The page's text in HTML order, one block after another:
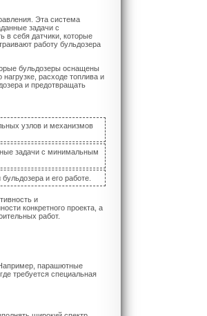
Эта система
задачи с
в себя датчики, которые
работу бульдозера
бульдозеры оснащены
расходе топлива и
и предотвращать
узлов и механизмов
задачи с минимальным
и его работе.
и
конкретного проекта, а
работ.
парашютные
требуется специальная